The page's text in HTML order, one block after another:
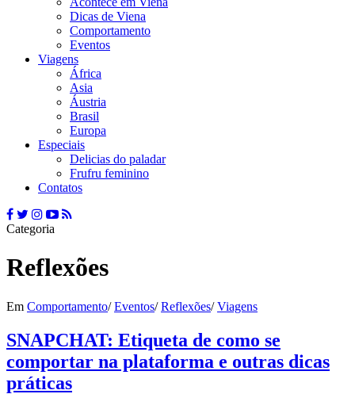
Dicas de Viena
Comportamento
Eventos
Viagens
África
Asia
Áustria
Brasil
Europa
Especiais
Delicias do paladar
Frufru feminino
Contatos
Categoria
Reflexões
Em Comportamento/ Eventos/ Reflexões/ Viagens
SNAPCHAT: Etiqueta de como se
comportar na plataforma e outras dicas
práticas